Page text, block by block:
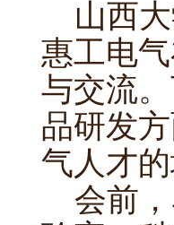
山西
惠工电
与交流
品研发
气人才
会前